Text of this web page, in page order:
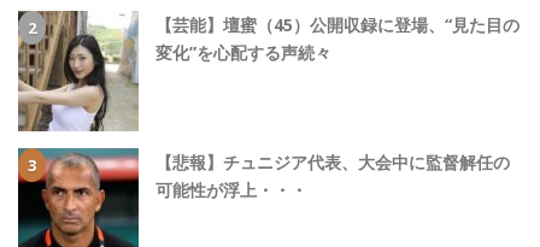
【芸能】壇蜜（45）公開収録に登場、“見た目の
変化”を心配する声続々
【悲報】チュニジア代表、大会中に監督解任の
可能性が浮上・・・